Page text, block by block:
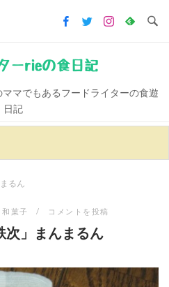
ーrieの食日記
マでもあるフードライターの食遊
日記
るん
和菓子 コメントを投稿
次」まんまるん